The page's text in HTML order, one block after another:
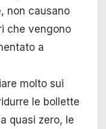
non causano
che vengono
a
molto sui
le bollette
quasi zero, le